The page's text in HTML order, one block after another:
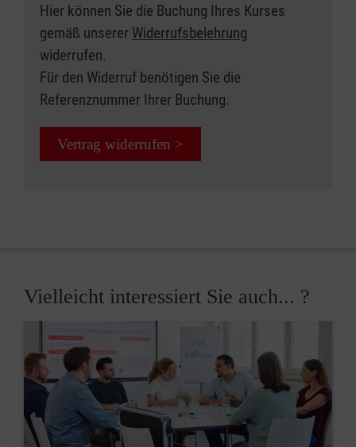
Hier können Sie die Buchung Ihres Kurses
gemäß unserer Widerrufsbelehrung
widerrufen.
Für den Widerruf benötigen Sie die
Referenznummer Ihrer Buchung.
Vertrag widerrufen >
Vielleicht interessiert Sie auch... ?